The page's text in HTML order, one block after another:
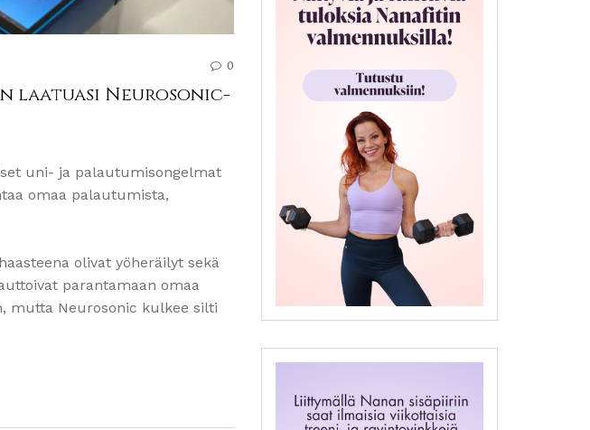
0
laatuasi Neurosonic-
uni- ja palautumisongelmat
omaa palautumista,
olivat yöheräilyt sekä
parantamaan omaa
mutta Neurosonic kulkee silti